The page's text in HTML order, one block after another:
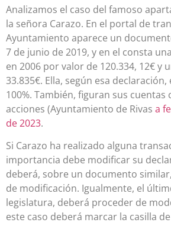
Analizamos el caso del famoso
la señora Carazo. En el portal de
Ayuntamiento aparece un
7 de junio de 2019, y en el consta
en 2006 por valor de 120.334, 12€ y
33.835€. Ella, según esa
100%. También, figuran sus
acciones (Ayuntamiento de Rivas a
de 2023.
Si Carazo ha realizado alguna
importancia debe modificar su
deberá, sobre un documento
de modificación. Igualmente, el
legislatura, deberá proceder de
este caso deberá marcar la casilla